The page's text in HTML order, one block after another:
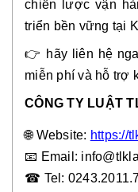
chiến lược vận
triển bền vững tại
👉 hãy liên hệ
miễn phí và hỗ trợ
CÔNG TY LUẬT
🌐Website: https://
📧 Email:
☎ Tel: